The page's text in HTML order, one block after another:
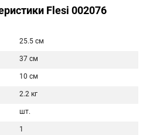
Flesi 002076
25.5 см
37 см
10 см
2.2 кг
шт.
1